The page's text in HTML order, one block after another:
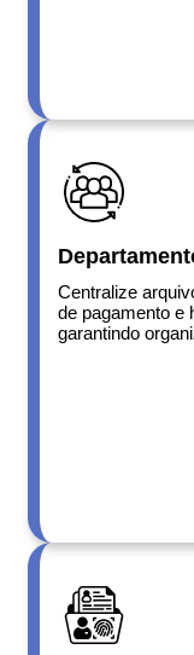
Centralize
de pagamento e
garantindo